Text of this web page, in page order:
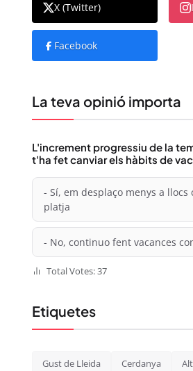
X (Twitter)
Facebook
La teva opinió importa
L'increment progressiu de la
t'ha fet canviar els hàbits de
- Sí, em desplaço menys a llocs
platja
- No, continuo fent vacances
Total Votes: 37
Etiquetes
Gust de Lleida Cerdanya